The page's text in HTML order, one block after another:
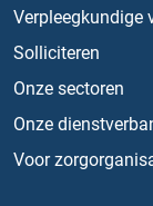
Verpleegkundige
Solliciteren
Onze sectoren
Onze
Voor